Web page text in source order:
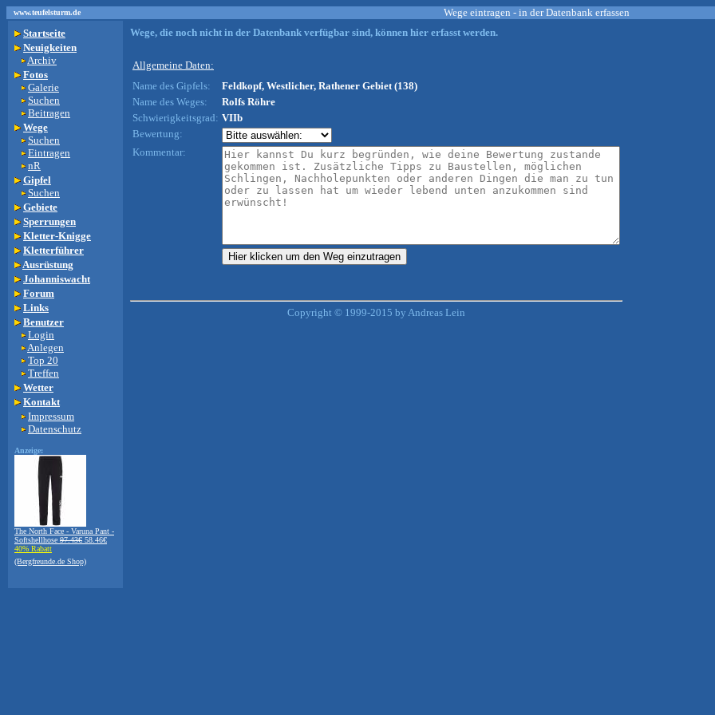
www.teufelsturm.de Wege eintragen - in der Datenbank erfassen
Startseite
Neuigkeiten
Archiv
Fotos
Galerie
Suchen
Beitragen
Wege
Suchen
Eintragen
nR
Gipfel
Suchen
Gebiete
Sperrungen
Kletter-Knigge
Kletterführer
Ausrüstung
Johanniswacht
Forum
Links
Benutzer
Login
Anlegen
Top 20
Treffen
Wetter
Kontakt
Impressum
Datenschutz
Anzeige:
The North Face - Varuna Pant -
Softshellhose 97.43€ 58.46€
40% Rabatt
(Bergfreunde.de Shop)
Wege, die noch nicht in der Datenbank verfügbar sind, können hier erfasst werden.
Allgemeine Daten:
Name des Gipfels:
Feldkopf, Westlicher, Rathener Gebiet (138)
Name des Weges:
Rolfs Röhre
Schwierigkeitsgrad: VIIb
Bewertung:
Kommentar:
Copyright © 1999-2015 by Andreas Lein